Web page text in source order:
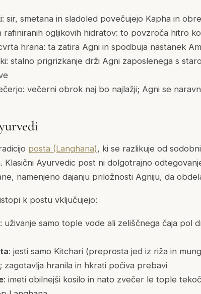
sir, smetana in sladoled povečujejo Kapha in
rafiniranih ogljikovih hidratov: to povzroča hitro
hrana: ta zatira Agni in spodbuja nastanek
stalno prigrizkanje drži Agni zaposlenega s
večerni obrok naj bo najlažji; Agni se
posta (Langhana), ki se razlikuje od
Klasični Ayurvedic post ni dolgotrajno
namenjeno dajanju priložnosti Agniju, da
k postu vključujejo:
: uživanje samo tople vode ali zeliščnega čaja pol
: jesti samo Kitchari (preprosta jed iz riža in
zagotavlja hranila in hkrati počiva prebavi
: imeti obilnejši kosilo in nato zvečer le tople